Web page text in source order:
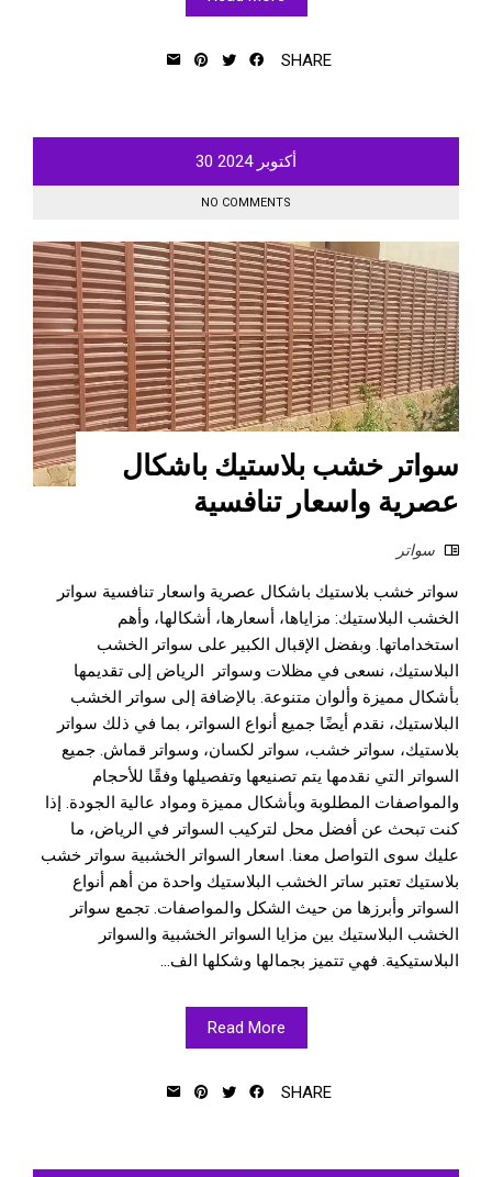
SHARE
أكتوبر 30 2024
NO COMMENTS
سواتر خشب بلاستيك باشكال
عصرية واسعار تنافسية
سواتر
سواتر خشب بلاستيك باشكال عصرية واسعار تنافسية سواتر
الخشب البلاستيك: مزاياها، أسعارها، أشكالها، وأهم
استخداماتها. وبفضل الإقبال الكبير على سواتر الخشب
البلاستيك، نسعى في مظلات وسواتر الرياض إلى تقديمها
بأشكال مميزة وألوان متنوعة. بالإضافة إلى سواتر الخشب
البلاستيك، نقدم أيضًا جميع أنواع السواتر، بما في ذلك سواتر
بلاستيك، سواتر خشب، سواتر لكسان، وسواتر قماش. جميع
السواتر التي نقدمها يتم تصنيعها وتفصيلها وفقًا للأحجام
والمواصفات المطلوبة وبأشكال مميزة ومواد عالية الجودة. إذا
كنت تبحث عن أفضل محل لتركيب السواتر في الرياض، ما
عليك سوى التواصل معنا. اسعار السواتر الخشبية سواتر خشب
بلاستيك تعتبر ساتر الخشب البلاستيك واحدة من أهم أنواع
السواتر وأبرزها من حيث الشكل والمواصفات. تجمع سواتر
الخشب البلاستيك بين مزايا السواتر الخشبية والسواتر
البلاستيكية. فهي تتميز بجمالها وشكلها الف...
Read More
SHARE